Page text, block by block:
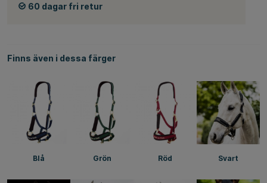
60 dagar fri retur
Finns även i dessa färger
Blå Grön Röd Svart